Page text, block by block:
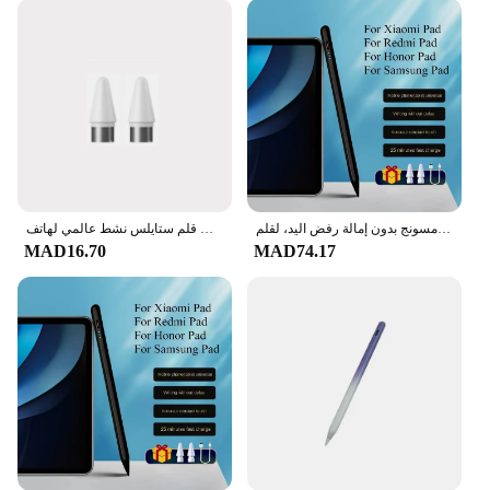
looking to offer a comprehensive range of art
supplies to their customers. The convenience of
having multiple nibs at your disposal means you
can switch between styles effortlessly, ensuring
your work remains consistent and of the highest
quality.
قلم ستايلس نشط عالمي لهاتف Xiaomi Pad 6S Pro 12.4 MiPad 7 6 5 قلم رصاص يعمل باللمس للرسم لـ Redmi Pad Pro 12.1 SE 8.7 11
MAD16.70
قلم لهاتف شاومي باد 6 ستايلس للوحة سامسونج بدون إمالة رفض اليد، لقلم Honor Redmi لجميع أقلام الهاتف اللوحي التي تعمل بنظام أندرويد
MAD74.17